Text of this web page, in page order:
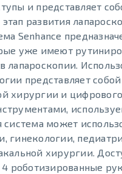
и представляет
развития
Senhance
уже имеют
лапароскопии.
представляет
хирургии и
система может
гинекологии,
хирургии.
роботизированные